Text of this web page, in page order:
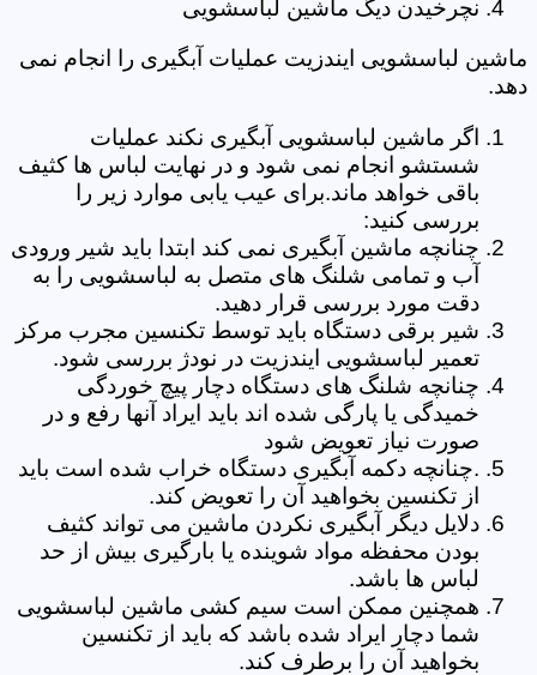
نچرخیدن دیگ ماشین لباسشویی
ماشین لباسشویی ایندزیت عملیات آبگیری را انجام نمی
دهد.
اگر ماشین لباسشویی آبگیری نکند عملیات
شستشو انجام نمی شود و در نهایت لباس ها کثیف
باقی خواهد ماند.برای عیب یابی موارد زیر را
بررسی کنید:
چنانچه ماشین آبگیری نمی کند ابتدا باید شیر ورودی
آب و تمامی شلنگ های متصل به لباسشویی را به
دقت مورد بررسی قرار دهید.
شیر برقی دستگاه باید توسط تکنسین مجرب مرکز
تعمیر لباسشویی ایندزیت در نودژ بررسی شود.
چنانچه شلنگ های دستگاه دچار پیچ خوردگی
خمیدگی یا پارگی شده اند باید ایراد آنها رفع و در
صورت نیاز تعویض شود
.چنانچه دکمه آبگیری دستگاه خراب شده است باید
از تکنسین بخواهید آن را تعویض کند.
دلایل دیگر آبگیری نکردن ماشین می تواند کثیف
بودن محفظه مواد شوینده یا بارگیری بیش از حد
لباس ها باشد.
همچنین ممکن است سیم کشی ماشین لباسشویی
شما دچار ایراد شده باشد که باید از تکنسین
بخواهید آن را برطرف کند.